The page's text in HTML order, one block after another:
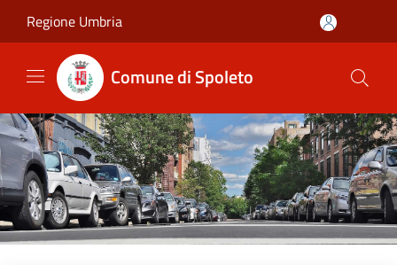
Regione Umbria
Comune di Spoleto